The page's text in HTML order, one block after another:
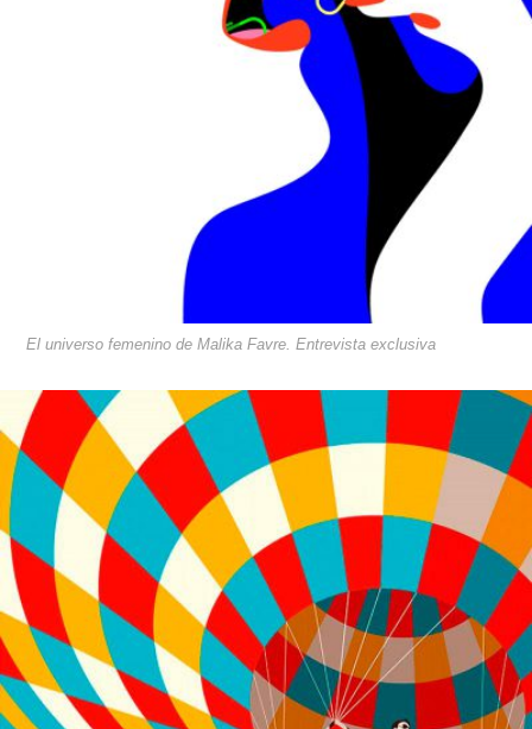
El universo femenino de Malika Favre. Entrevista exclusiva